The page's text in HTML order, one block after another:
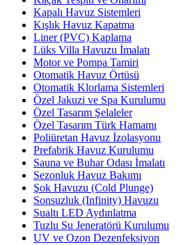
Kapalı Havuz Sistemleri
Kışlık Havuz Kapatma
Liner (PVC) Kaplama
Lüks Villa Havuzu İmalatı
Motor ve Pompa Tamiri
Otomatik Havuz Örtüsü
Otomatik Klorlama Sistemleri
Özel Jakuzi ve Spa Kurulumu
Özel Tasarım Şelaleler
Özel Tasarım Türk Hamamı
Poliüretan Havuz İzolasyonu
Prefabrik Havuz Kurulumu
Sauna ve Buhar Odası İmalatı
Sezonluk Havuz Bakımı
Şok Havuzu (Cold Plunge)
Sonsuzluk (Infinity) Havuzu
Sualtı LED Aydınlatma
Tuzlu Su Jeneratörü Kurulumu
UV ve Ozon Dezenfeksiyon